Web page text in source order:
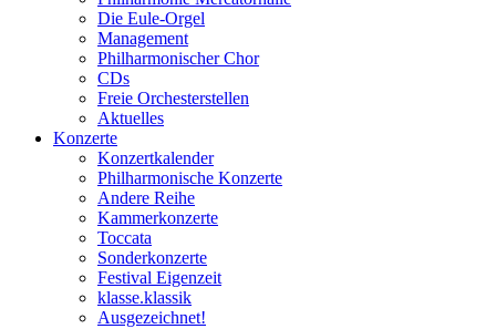
Die Eule-Orgel
Management
Philharmonischer Chor
CDs
Freie Orchesterstellen
Aktuelles
Konzerte
Konzertkalender
Philharmonische Konzerte
Andere Reihe
Kammerkonzerte
Toccata
Sonderkonzerte
Festival Eigenzeit
klasse.klassik
Ausgezeichnet!